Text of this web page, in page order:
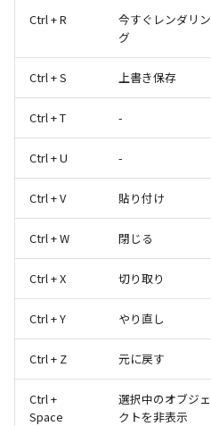
Ctrl + R
今すぐレンダリン
グ
Ctrl + S 上書き保存
Ctrl + T -
Ctrl + U -
Ctrl + V 貼り付け
Ctrl + W 閉じる
Ctrl + X 切り取り
Ctrl + Y やり直し
Ctrl + Z 元に戻す
Ctrl +
Space
選択中のオブジェ
クトを非表示